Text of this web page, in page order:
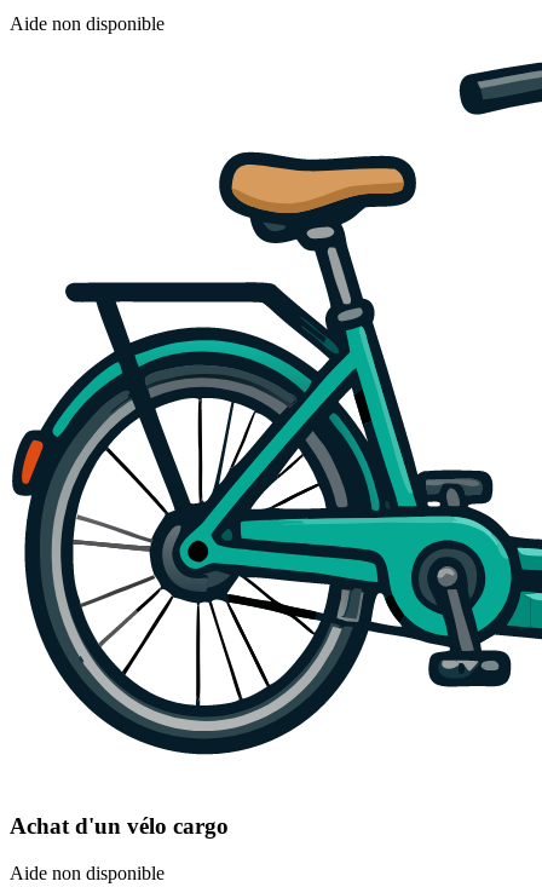
Aide non disponible
Achat d'un vélo cargo
Aide non disponible